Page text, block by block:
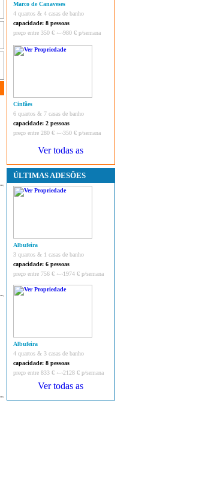
Marco de Canaveses
4 quartos & 4 casas de banho
capacidade: 8 pessoas
preço entre 350 € ‹–›980 € p/semana
Cinfães
6 quartos & 7 casas de banho
capacidade: 2 pessoas
preço entre 280 € ‹–›350 € p/semana
ÚLTIMAS ADESÕES
Albufeira
3 quartos & 1 casas de banho
capacidade: 6 pessoas
preço entre 756 € ‹–›1974 € p/semana
Albufeira
4 quartos & 3 casas de banho
capacidade: 8 pessoas
preço entre 833 € ‹–›2128 € p/semana